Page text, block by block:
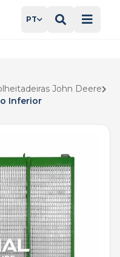
PT
John Deere
Inferior